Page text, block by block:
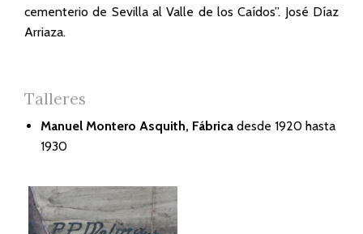
cementerio de Sevilla al Valle de los Caídos”. José Díaz
Arriaza.
Talleres
Manuel Montero Asquith, Fábrica desde 1920 hasta
1930